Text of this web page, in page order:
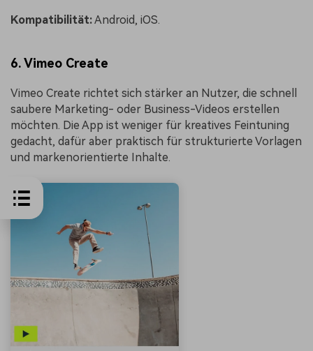
Kompatibilität:Android, iOS.
6. Vimeo Create
Vimeo Create richtet sich stärker an Nutzer, die schnell
saubere Marketing- oder Business-Videos erstellen
möchten. Die App ist weniger für kreatives Feintuning
gedacht, dafür aber praktisch für strukturierte Vorlagen
und markenorientierte Inhalte.